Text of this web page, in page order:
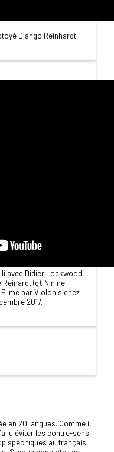
Django Reinhardt.
avec Didier Lockwood,
Reinardt (g), Ninine
Filmé par Violonis chez
2017.
en 20 langues. Comme il
éviter les contre-sens,
spécifiques au français,